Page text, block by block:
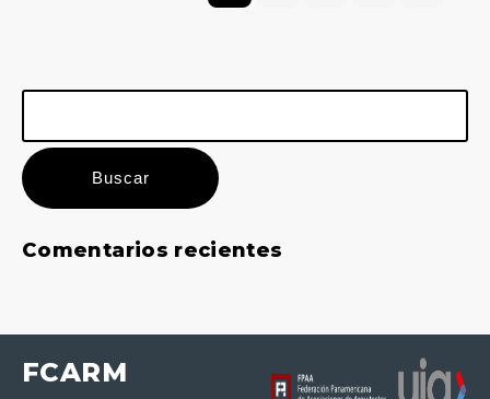
Buscar:
Comentarios recientes
FCARM